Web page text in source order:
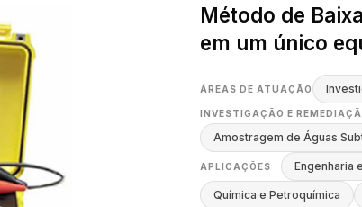
Método de
em um único
ÁREAS DE ATUAÇÃO
INVESTIGAÇÃO E
Amostragem de Águas
APLICAÇÕES Engenharia
Química e Petroquímica